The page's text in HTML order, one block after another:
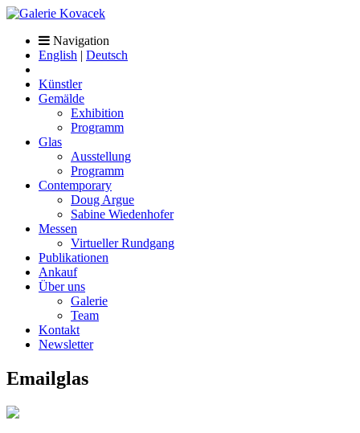
Navigation
English | Deutsch
Künstler
Gemälde
Exhibition
Programm
Glas
Ausstellung
Programm
Contemporary
Doug Argue
Sabine Wiedenhofer
Messen
Virtueller Rundgang
Publikationen
Ankauf
Über uns
Galerie
Team
Kontakt
Newsletter
Emailglas